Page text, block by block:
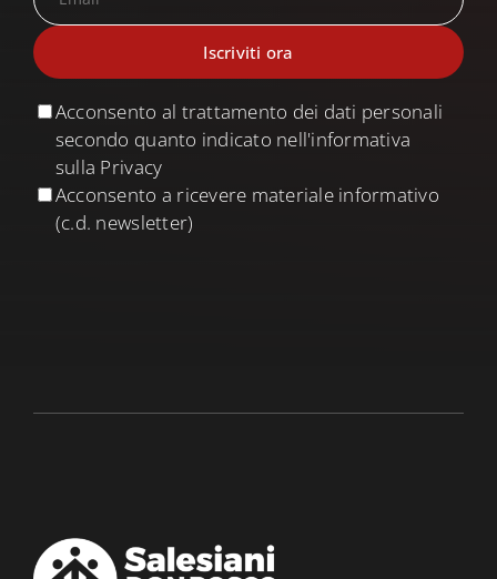
Acconsento al trattamento dei dati personali
secondo quanto indicato nell'informativa
sulla Privacy
Acconsento a ricevere materiale informativo
(c.d. newsletter)